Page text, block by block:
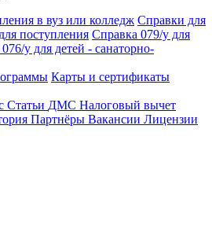
в вуз или колледж Справки для
поступления Справка 079/у для
у для детей - санаторно-
Карты и сертификаты
Статьи ДМС Налоговый вычет
Партнёры Вакансии Лицензии